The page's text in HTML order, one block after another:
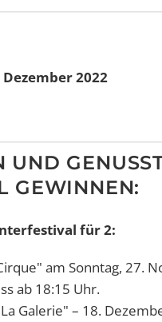
2022
UND
GEWINNEN:
für 2:
am Sonntag, 27.
ab 18:15 Uhr.
Galerie" – 18.